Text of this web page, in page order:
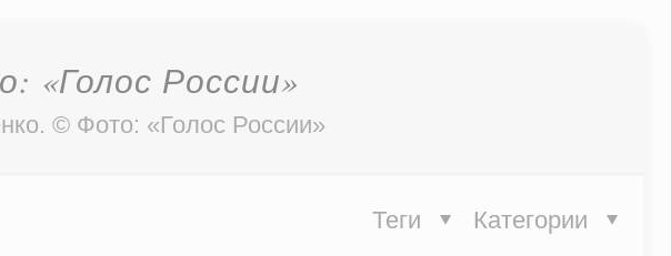
«Голос России»
© Фото: «Голос России»
Категории
Теги